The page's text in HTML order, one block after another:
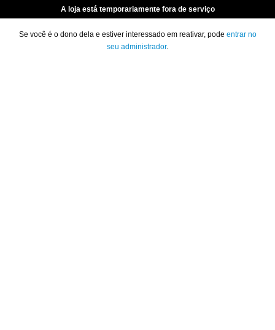
A loja está temporariamente fora de serviço
Se você é o dono dela e estiver interessado em reativar, pode entrar no
seu administrador.